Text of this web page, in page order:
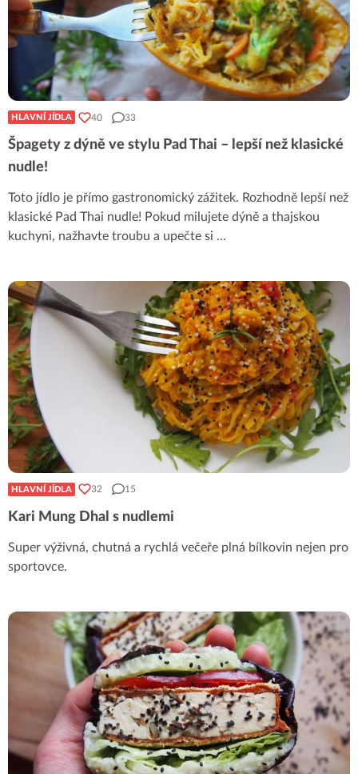
HLAVNÍ JÍDLA 40 33
Špagety z dýně ve stylu Pad Thai – lepší než klasické
nudle!
Toto jídlo je přímo gastronomický zážitek. Rozhodně lepší než
klasické Pad Thai nudle! Pokud milujete dýně a thajskou
kuchyni, nažhavte troubu a upečte si ...
HLAVNÍ JÍDLA 32 15
Kari Mung Dhal s nudlemi
Super výživná, chutná a rychlá večeře plná bílkovin nejen pro
sportovce.